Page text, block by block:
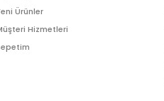
Ürünler
Hizmetleri